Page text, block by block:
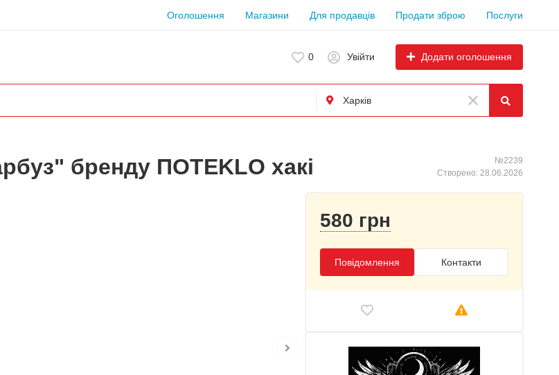
Оголошення Магазини Для продавців Продати зброю Послуги
0 Увійти Додати оголошення
бренду ПOTEKLO хакі
№2239
Створено: 28.06.2026
580 грн
Повідомлення Контакти